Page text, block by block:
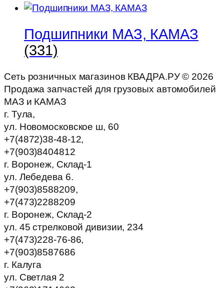
Подшипники МАЗ, КАМАЗ
(331)
Сеть розничных магазинов КВАДРА.РУ © 2026
Продажа запчастей для грузовых автомобилей
МАЗ и КАМАЗ
г. Тула,
ул. Новомосковское ш, 60
+7(4872)38-48-12,
+7(903)8404812
г. Воронеж, Склад-1
ул. Лебедева 6.
+7(903)8588209,
+7(473)2288209
г. Воронеж, Склад-2
ул. 45 стрелковой дивизии, 234
+7(473)228-76-86,
+7(903)8587686
г. Калуга
ул. Светлая 2